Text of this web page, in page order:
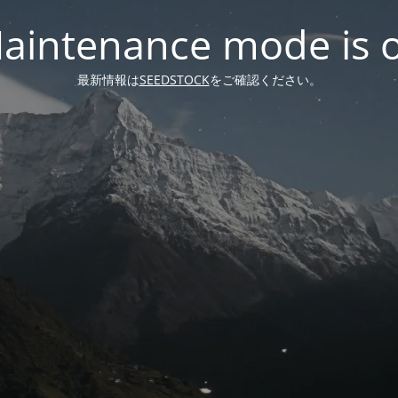
mode is
最新情報はSEEDSTOCKをご確認ください。